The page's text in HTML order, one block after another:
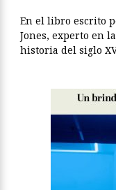
En el libro escrito
Jones, experto en
historia del siglo